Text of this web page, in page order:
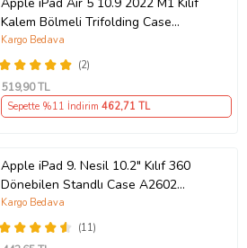
Kalem Bölmeli Trifolding Case
A2588 A2589 A2
(2)
Kargo Bedava
519,90 TL
Sepette %11 İndirim 462,71 TL
Apple iPad 9. Nesil 10.2" Kılıf 360
Dönebilen Standlı Case A2602
A2603 A2604 A26 (Siyah)
(11)
Kargo Bedava